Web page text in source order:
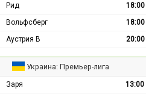
Рид 18:00
Вольфсберг
18:00
Аустрия В
20:00
Украина: Премьер-лига
Заря 13:00